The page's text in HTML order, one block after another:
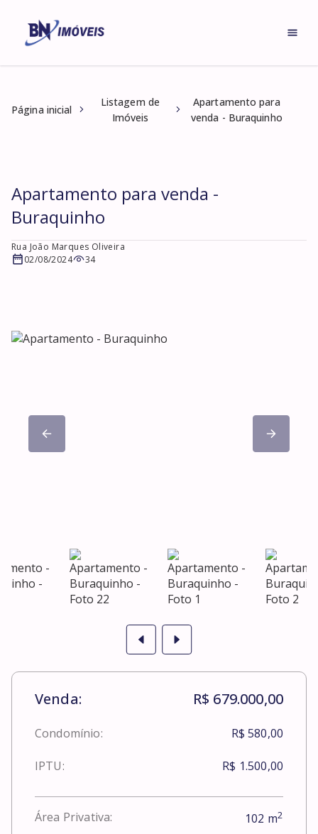
Página inicial
Listagem de
Imóveis
Apartamento para
venda - Buraquinho
Apartamento para venda -
Buraquinho
Rua João Marques Oliveira
02/08/2024
34
Venda: R$ 679.000,00
Condomínio: R$ 580,00
IPTU: R$ 1.500,00
Área Privativa: 102 m2